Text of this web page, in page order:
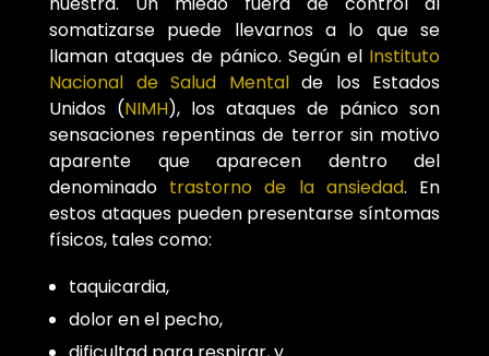
somatizarse puede llevarnos a lo que se
llaman ataques de pánico. Según el Instituto
Nacional de Salud Mentalde los Estados
Unidos (NIMH), los ataques de pánico son
sensaciones repentinas de terror sin motivo
aparente que aparecen dentro del
denominado trastorno de la ansiedad. En
estos ataques pueden presentarse síntomas
físicos, tales como:
taquicardia,
dolor en el pecho,